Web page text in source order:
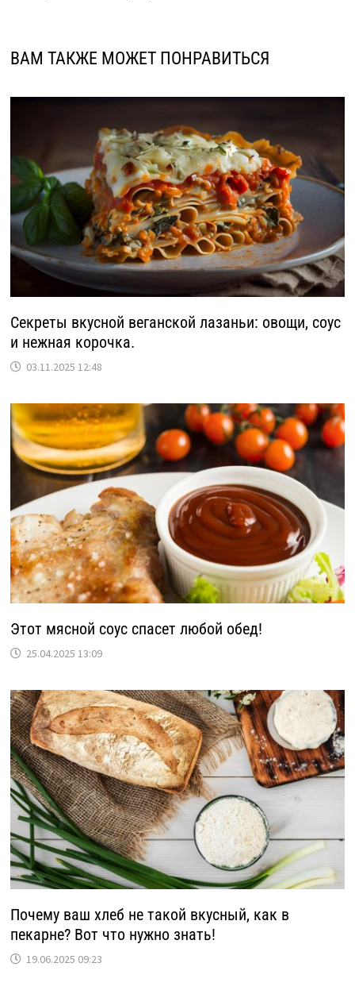
ВАМ ТАКЖЕ МОЖЕТ ПОНРАВИТЬСЯ
Секреты вкусной веганской лазаньи: овощи, соус
и нежная корочка.
03.11.2025 12:48
Этот мясной соус спасет любой обед!
25.04.2025 13:09
Почему ваш хлеб не такой вкусный, как в
пекарне? Вот что нужно знать!
19.06.2025 09:23